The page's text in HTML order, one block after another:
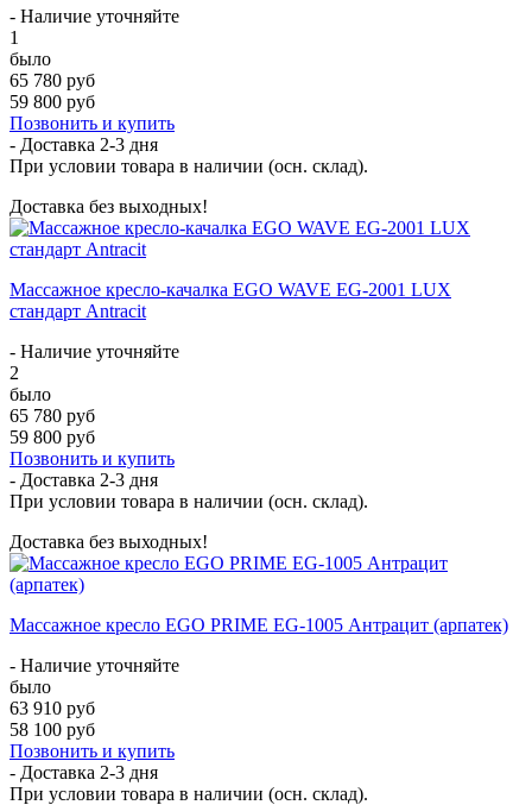
- Наличие уточняйте
1
было
65 780 руб
59 800 руб
Позвонить и купить
- Доставка 2-3 дня
При условии товара в наличии (осн. склад).
Доставка без выходных!
Массажное кресло-качалка EGO WAVE EG-2001 LUX
стандарт Antracit
- Наличие уточняйте
2
было
65 780 руб
59 800 руб
Позвонить и купить
- Доставка 2-3 дня
При условии товара в наличии (осн. склад).
Доставка без выходных!
Массажное кресло EGO PRIME EG-1005 Антрацит (арпатек)
- Наличие уточняйте
было
63 910 руб
58 100 руб
Позвонить и купить
- Доставка 2-3 дня
При условии товара в наличии (осн. склад).